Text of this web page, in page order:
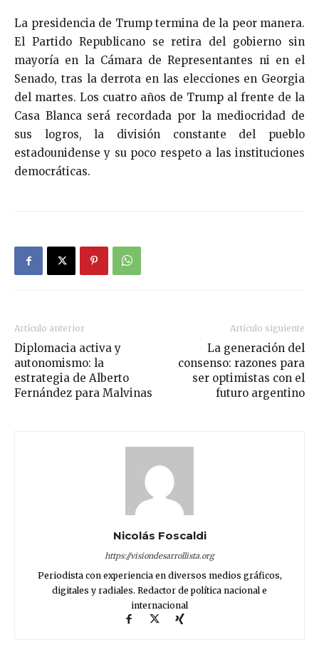
La presidencia de Trump termina de la peor manera.
El Partido Republicano se retira del gobierno sin
mayoría en la Cámara de Representantes ni en el
Senado, tras la derrota en las elecciones en Georgia
del martes. Los cuatro años de Trump al frente de la
Casa Blanca será recordada por la mediocridad de
sus logros, la división constante del pueblo
estadounidense y su poco respeto a las instituciones
democráticas.
Artículo anterior
Diplomacia activa y
autonomismo: la
estrategia de Alberto
Fernández para Malvinas
Artículo siguiente
La generación del
consenso: razones para
ser optimistas con el
futuro argentino
Nicolás Foscaldi
https://visiondesarrollista.org
Periodista con experiencia en diversos medios gráficos,
digitales y radiales. Redactor de política nacional e
internacional